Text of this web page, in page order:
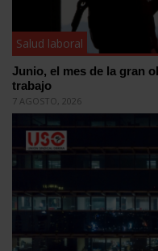
Salud laboral
Junio, el mes de la gran
trabajo
7 AGOSTO, 2026